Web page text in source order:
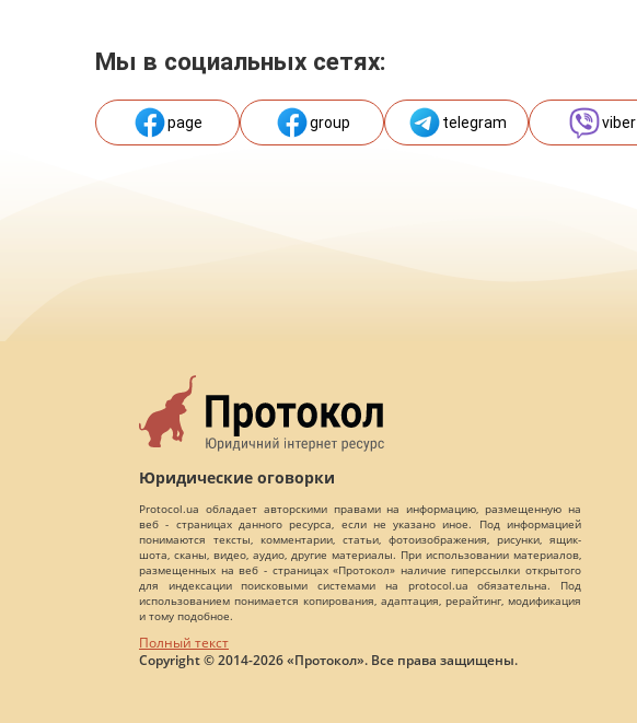
Мы в социальных сетях:
page group telegram viber
Юридические оговорки
Protocol.ua обладает авторскими правами на информацию, размещенную на
веб - страницах данного ресурса, если не указано иное. Под информацией
понимаются тексты, комментарии, статьи, фотоизображения, рисунки, ящик-
шота, сканы, видео, аудио, другие материалы. При использовании материалов,
размещенных на веб - страницах «Протокол» наличие гиперссылки открытого
для индексации поисковыми системами на protocol.ua обязательна. Под
использованием понимается копирования, адаптация, рерайтинг, модификация
и тому подобное.
Полный текст
Copyright © 2014-2026 «Протокол». Все права защищены.